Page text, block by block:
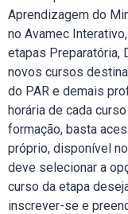
Aprendizagem do
no Avamec
etapas Preparatória,
novos cursos
do PAR e demais
horária de cada
formação, basta
próprio, disponível
deve selecionar a
curso da etapa
inscrever-se e